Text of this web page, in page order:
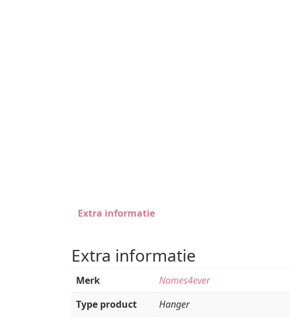
Extra informatie
Extra informatie
Merk
Names4ever
Type product
Hanger